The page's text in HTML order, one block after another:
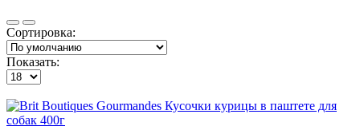
Сортировка:
Показать: